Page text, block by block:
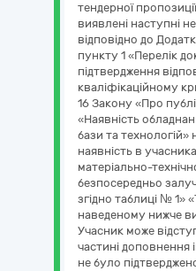
тендерної
виявлені наступні
відповідно до
пункту 1 «Перелік
підтвердження
кваліфікаційному
16 Закону «Про
«Наявність
бази та
наявність в
матеріально-
безпосередньо
згідно таблиці № 1»
наведеному нижче
Учасник може
частині доповнення
не було